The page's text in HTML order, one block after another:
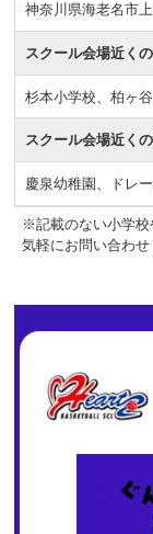
神奈川県海老名市
スクール会場近く
杉本小学校、柏ヶ
スクール会場近く
慶泉幼稚園、ドレ
※記載のない小学校
気軽にお問い合わせ